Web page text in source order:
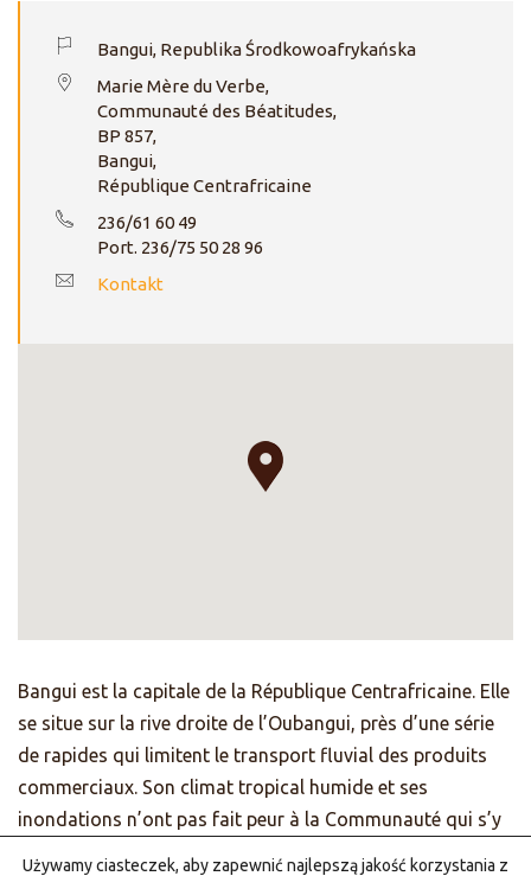
Bangui, Republika Środkowoafrykańska
Marie Mère du Verbe,
Communauté des Béatitudes,
BP 857,
Bangui,
République Centrafricaine
236/61 60 49
Port. 236/75 50 28 96
Kontakt
Bangui est la capitale de la République Centrafricaine. Elle
se situe sur la rive droite de l’Oubangui, près d’une série
de rapides qui limitent le transport fluvial des produits
commerciaux. Son climat tropical humide et ses
inondations n’ont pas fait peur à la Communauté qui s’y
Używamy ciasteczek, aby zapewnić najlepszą jakość korzystania z